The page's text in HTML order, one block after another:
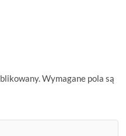
Wymagane pola są